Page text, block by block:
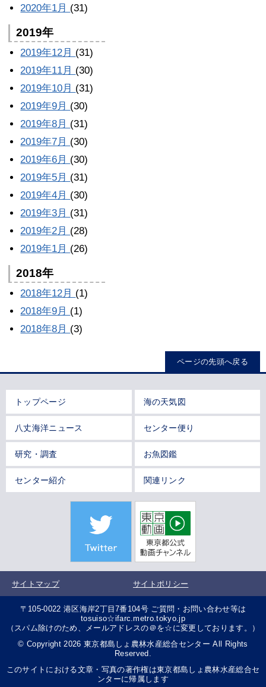
2020年1月 (31)
2019年
2019年12月 (31)
2019年11月 (30)
2019年10月 (31)
2019年9月 (30)
2019年8月 (31)
2019年7月 (30)
2019年6月 (30)
2019年5月 (31)
2019年4月 (30)
2019年3月 (31)
2019年2月 (28)
2019年1月 (26)
2018年
2018年12月 (1)
2018年9月 (1)
2018年8月 (3)
ページの先頭へ戻る
トップページ 海の天気図
八丈海洋ニュース センター便り
研究・調査 お魚図鑑
センター紹介 関連リンク
サイトマップ サイトポリシー
〒105-0022 港区海岸2丁目7番104号 ご質問・お問い合わせ等は
tosuiso☆ifarc.metro.tokyo.jp
（スパム除けのため、メールアドレスの＠を☆に変更しております。）
© Copyright 2026 東京都島しょ農林水産総合センター All Rights
Reserved.
このサイトにおける文章・写真の著作権は東京都島しょ農林水産総合セ
ンターに帰属します